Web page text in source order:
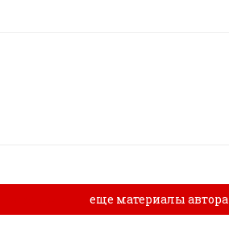
еще материалы автора